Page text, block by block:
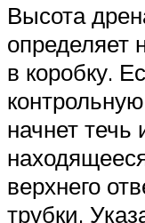
Высота
определяет
в коробку.
начнет
верхнего
трубки.